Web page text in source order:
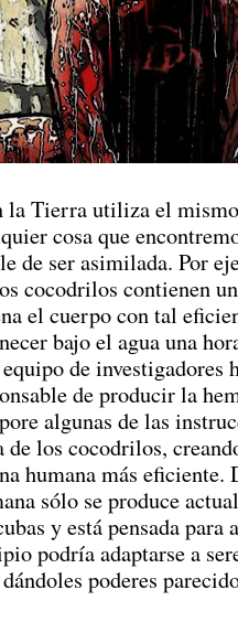
la Tierra utiliza el
cosa que
de ser asimilada. Por
cocodrilos contienen
el cuerpo con tal
bajo el agua una
de investigadores
de producir la
algunas de las
de los cocodrilos,
humana más eficiente.
sólo se produce
y está pensada para
podría adaptarse a
poderes